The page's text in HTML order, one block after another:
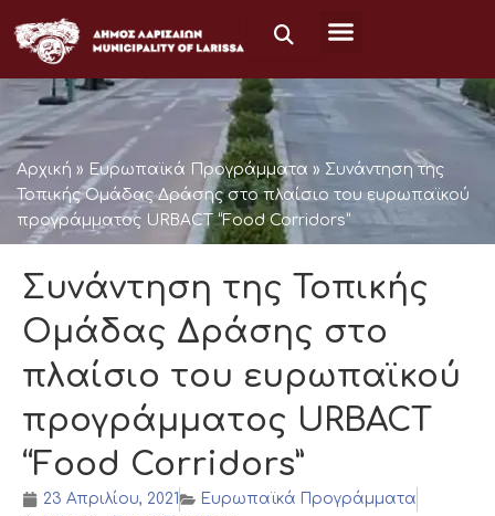
στο
περιεχόμενο
Αρχική » Ευρωπαϊκά Προγράμματα » Συνάντηση της
Τοπικής Ομάδας Δράσης στο πλαίσιο του ευρωπαϊκού
προγράμματος URBACT “Food Corridors”
Συνάντηση της Τοπικής
Ομάδας Δράσης στο
πλαίσιο του ευρωπαϊκού
προγράμματος URBACT
“Food Corridors”
23 Απριλίου, 2021
Ευρωπαϊκά Προγράμματα